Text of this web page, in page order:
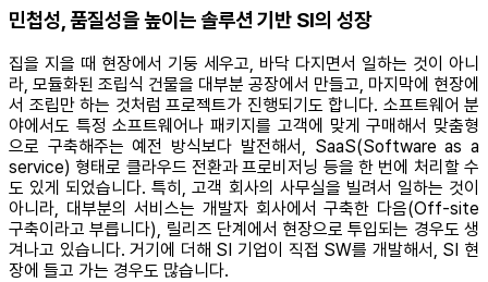
민첩성, 품질성을 높이는 솔루션 기반 SI의 성장
집을 지을 때 현장에서 기둥 세우고, 바닥 다지면서 일하는 것이 아니
라, 모듈화된 조립식 건물을 대부분 공장에서 만들고, 마지막에 현장에
서 조립만 하는 것처럼 프로젝트가 진행되기도 합니다. 소프트웨어 분
야에서도 특정 소프트웨어나 패키지를 고객에 맞게 구매해서 맞춤형
으로 구축해주는 예전 방식보다 발전해서, SaaS(Software as a
service) 형태로 클라우드 전환과 프로비저닝 등을 한 번에 처리할 수
도 있게 되었습니다. 특히, 고객 회사의 사무실을 빌려서 일하는 것이
아니라, 대부분의 서비스는 개발자 회사에서 구축한 다음(Off-site
구축이라고 부릅니다), 릴리즈 단계에서 현장으로 투입되는 경우도 생
겨나고 있습니다. 거기에 더해 SI 기업이 직접 SW를 개발해서, SI 현
장에 들고 가는 경우도 많습니다.